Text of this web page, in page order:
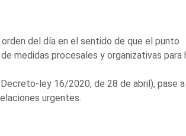
del día en el sentido de que el punto
medidas procesales y organizativas para
ley 16/2020, de 28 de abril), pase a
urgentes.